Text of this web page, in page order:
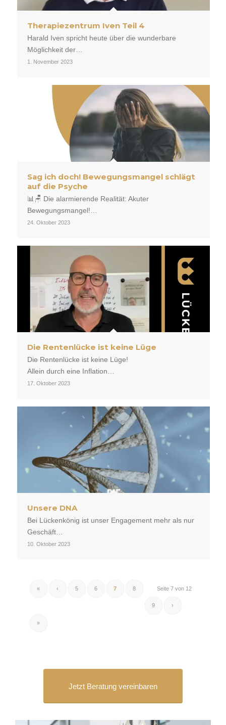
Therapiezentrum Iven Teil 4
Harald Iven spricht heute über die wunderbare
Möglichkeit der…
1. November 2023
Sag ich doch! Bewegungsmangel schlägt
auf die Psyche
📊🪑 Die alarmierende Realität: Akuter
Bewegungsmangel!…
24. Oktober 2023
Die Rentenlücke ist keine Lüge
Die Rentenlücke ist keine Lüge!
Allein durch eine Inflation…
17. Oktober 2023
Unsere DNA
Bei Lückenkönig ist unser Engagement mehr als nur
Geschäft…
10. Oktober 2023
Seite 7 von 12
« ‹ 5 6 7 8
9 ›
»
Jetzt Beratung vereinbaren